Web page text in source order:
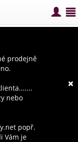
×
prodejně
nebo
popř.
Vám je